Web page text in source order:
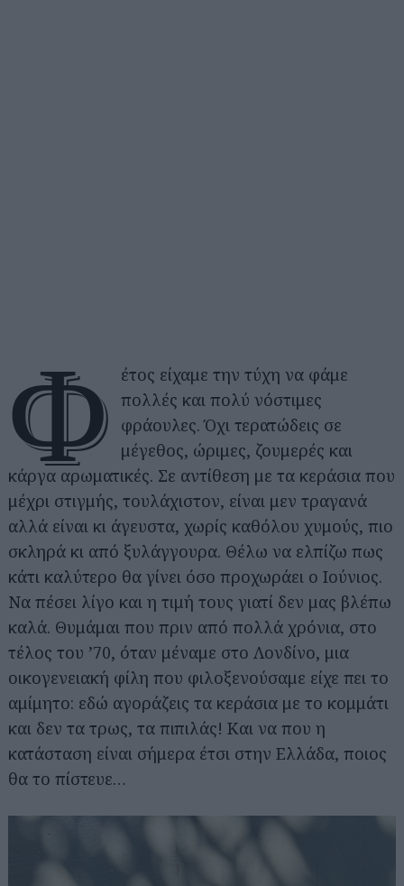
Φ
έτος είχαμε την τύχη να φάμε
πολλές και πολύ νόστιμες
φράουλες. Όχι τερατώδεις σε
μέγεθος, ώριμες, ζουμερές και
κάργα αρωματικές. Σε αντίθεση με τα κεράσια που
μέχρι στιγμής, τουλάχιστον, είναι μεν τραγανά
αλλά είναι κι άγευστα, χωρίς καθόλου χυμούς, πιο
σκληρά κι από ξυλάγγουρα. Θέλω να ελπίζω πως
κάτι καλύτερο θα γίνει όσο προχωράει ο Ιούνιος.
Να πέσει λίγο και η τιμή τους γιατί δεν μας βλέπω
καλά. Θυμάμαι που πριν από πολλά χρόνια, στο
τέλος του ’70, όταν μέναμε στο Λονδίνο, μια
οικογενειακή φίλη που φιλοξενούσαμε είχε πει το
αμίμητο: εδώ αγοράζεις τα κεράσια με το κομμάτι
και δεν τα τρως, τα πιπιλάς! Και να που η
κατάσταση είναι σήμερα έτσι στην Ελλάδα, ποιος
θα το πίστευε…